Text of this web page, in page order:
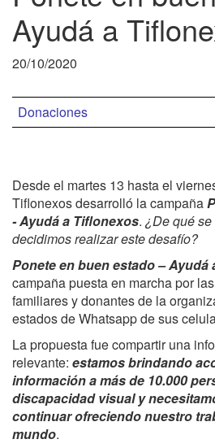
Ayudá a
20/10/2020
Donaciones
Desde el martes 13 hasta el
Tiflonexos desarrolló la campaña
- Ayudá a Tiflonexos. ¿De qué se
decidimos realizar este desafío?
Ponete en buen estado – Ayudá
campaña puesta en marcha por
familiares y donantes de la
estados de Whatsapp de sus
La propuesta fue compartir una
relevante: estamos brindando
información a más de 10.000
discapacidad visual y
continuar ofreciendo nuestro
mundo.